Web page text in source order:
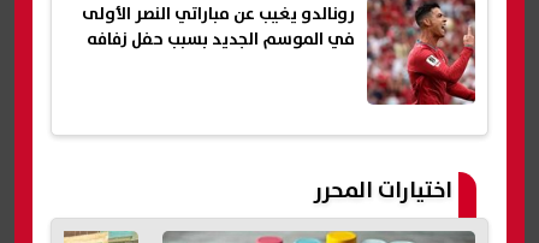
رونالدو يغيب عن مباراتي النصر الأولى
في الموسم الجديد بسبب حفل زفافه
اختيارات المحرر